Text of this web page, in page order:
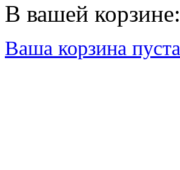
В вашей корзине:
Ваша корзина пуста